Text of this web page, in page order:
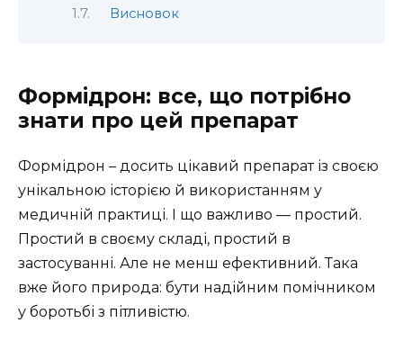
Висновок
Формідрон: все, що потрібно
знати про цей препарат
Формідрон – досить цікавий препарат із своєю
унікальною історією й використанням у
медичній практиці. І що важливо — простий.
Простий в своєму складі, простий в
застосуванні. Але не менш ефективний. Така
вже його природа: бути надійним помічником
у боротьбі з пітливістю.